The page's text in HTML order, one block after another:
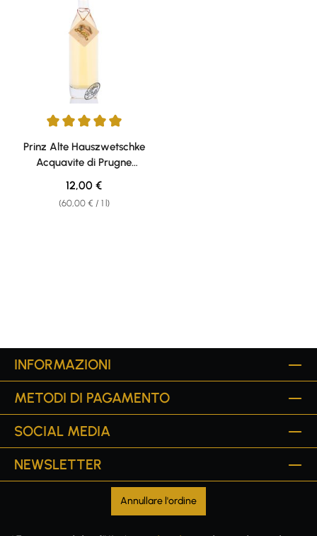
Average rating of 5 out of 5 stars
Prinz Alte Hauszwetschke
Acquavite di Prugne
invecchiata in botte di legno
41% vol. 0,20l
(60,00 € / 1 l)
Regular price:
12,00 €
INFORMAZIONI
METODI DI PAGAMENTO
SOCIAL MEDIA
NEWSLETTER
Annullare l'ordine